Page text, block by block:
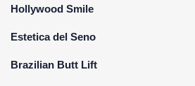
Hollywood Smile
Estetica del Seno
Brazilian Butt Lift